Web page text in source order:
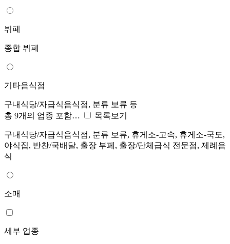
뷔페
종합 뷔페
기타음식점
구내식당/자급식음식점, 분류 보류 등
총 9개의 업종 포함…
목록보기
구내식당/자급식음식점, 분류 보류, 휴게소-고속, 휴게소-국도,
야식집, 반찬/국배달, 출장 부페, 출장/단체급식 전문점, 제례음
식
소매
세부 업종